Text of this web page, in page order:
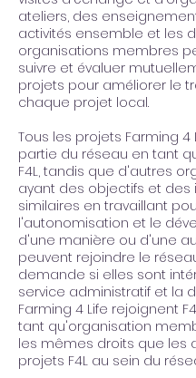
ateliers, des
activités ensemble et les
organisations membres
suivre et évaluer
projets pour améliorer le
chaque projet local.
Tous les projets Farming 4
partie du réseau en tant
F4L, tandis que d'autres
ayant des objectifs et des
similaires en travaillant
l'autonomisation et le
d'une manière ou d'une
peuvent rejoindre le
demande si elles sont
service administratif et la
Farming 4 Life rejoignent
tant qu'organisation
les mêmes droits que les
projets F4L au sein du